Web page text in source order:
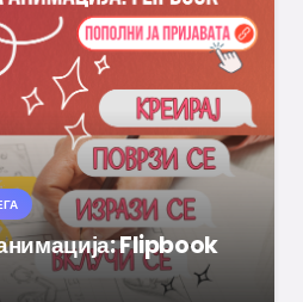
Flipbook